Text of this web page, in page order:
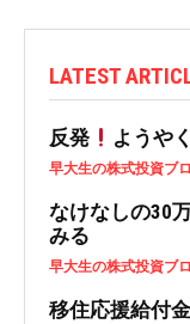
LATEST
反発 ようや
早大生の株式投資ブ
なけなしの30
みる
早大生の株式投資ブ
移住応援給付